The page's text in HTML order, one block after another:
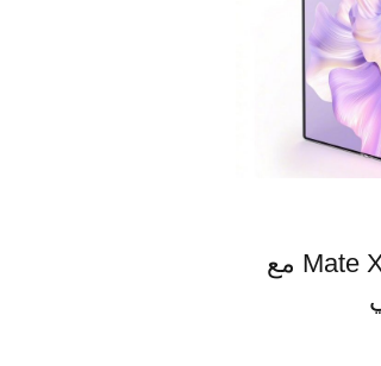
هواوي تكشف النقاب عن هاتف Mate Xs 2 مع